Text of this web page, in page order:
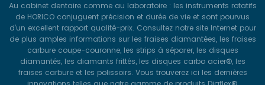
Au cabinet dentaire comme au laboratoire : les instruments rotatifs
de HORICO conjuguent précision et durée de vie et sont pourvus
d’un excellent rapport qualité-prix. Consultez notre site Internet pour
de plus amples informations sur les fraises diamantées, les fraises
carbure coupe-couronne, les strips à séparer, les disques
diamantés, les diamants frittés, les disques carbo acier®, les
fraises carbure et les polissoirs. Vous trouverez ici les dernières